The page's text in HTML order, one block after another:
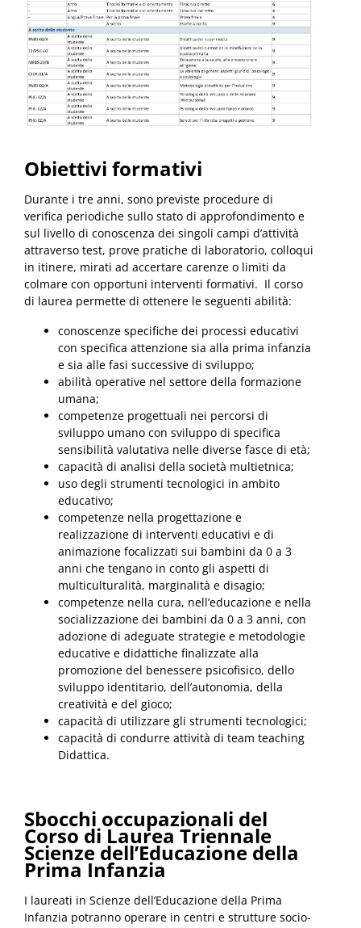
Obiettivi formativi
Durante i tre anni, sono previste procedure di
verifica periodiche sullo stato di approfondimento e
sul livello di conoscenza dei singoli campi d’attività
attraverso test, prove pratiche di laboratorio, colloqui
in itinere, mirati ad accertare carenze o limiti da
colmare con opportuni interventi formativi. Il corso
di laurea permette di ottenere le seguenti abilità:
conoscenze specifiche dei processi educativi
con specifica attenzione sia alla prima infanzia
e sia alle fasi successive di sviluppo;
abilità operative nel settore della formazione
umana;
competenze progettuali nei percorsi di
sviluppo umano con sviluppo di specifica
sensibilità valutativa nelle diverse fasce di età;
capacità di analisi della società multietnica;
uso degli strumenti tecnologici in ambito
educativo;
competenze nella progettazione e
realizzazione di interventi educativi e di
animazione focalizzati sui bambini da 0 a 3
anni che tengano in conto gli aspetti di
multiculturalità, marginalità e disagio;
competenze nella cura, nell’educazione e nella
socializzazione dei bambini da 0 a 3 anni, con
adozione di adeguate strategie e metodologie
educative e didattiche finalizzate alla
promozione del benessere psicofisico, dello
sviluppo identitario, dell’autonomia, della
creatività e del gioco;
capacità di utilizzare gli strumenti tecnologici;
capacità di condurre attività di team teaching
Didattica.
Sbocchi occupazionali del
Corso di Laurea Triennale
Scienze dell’Educazione della
Prima Infanzia
I laureati in Scienze dell’Educazione della Prima
Infanzia potranno operare in centri e strutture socio-